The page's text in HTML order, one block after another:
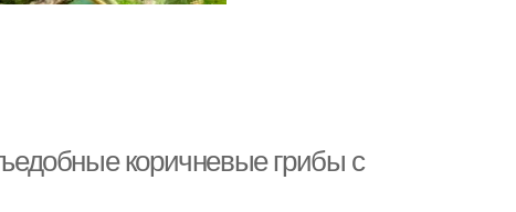
коричневые грибы с